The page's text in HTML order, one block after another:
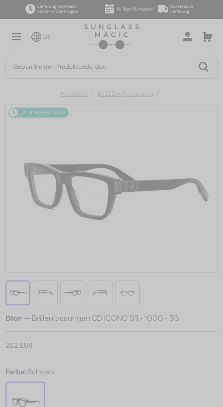
Lieferung innerhalb
von 2–4 Werktagen
14 Tage Rückgabe
Kostenlose
Lieferung
DE
Produkte Brillenfassungen
2-4 WERKTAGE
Dior — Brillenfassungen CD ICONO S1I - 1000 - 53
262 EUR
Farbe: Schwarz